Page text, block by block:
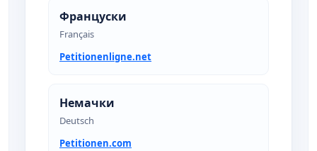
Француски
Français
Petitionenligne.net
Немачки
Deutsch
Petitionen.com